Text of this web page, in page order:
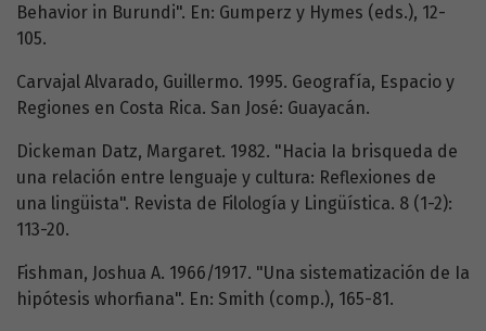
Behavior in Burundi". En: Gumperz y Hymes (eds.), 12-
105.
Carvajal Alvarado, Guillermo. 1995. Geografía, Espacio y
Regiones en Costa Rica. San José: Guayacán.
Dickeman Datz, Margaret. 1982. "Hacia Ia brisqueda de
una relación entre lenguaje y cultura: Reflexiones de
una lingüista". Revista de Filología y Lingüística. 8 (1-2):
113-20.
Fishman, Joshua A. 1966/1917. "Una sistematización de Ia
hipótesis whorfiana". En: Smith (comp.), 165-81.